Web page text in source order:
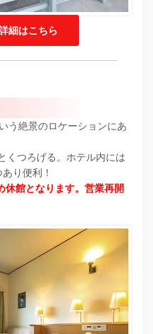
細はこちら
う絶景のロケーションにあ
くつろげる。ホテル内には
り便利！
館となります。営業再開